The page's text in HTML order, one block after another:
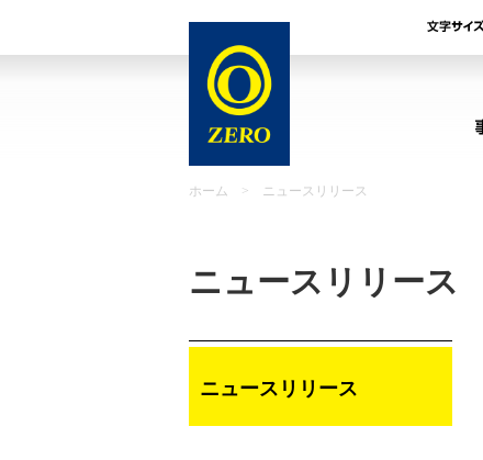
ホーム > ニュースリリース
ニュースリリース
ニュースリリース